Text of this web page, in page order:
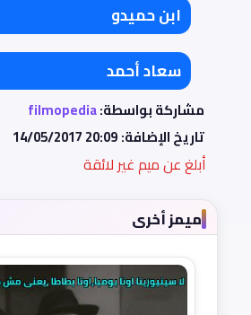
ابن حميدو
سعاد أحمد
مشاركة بواسطة:filmopedia
تاريخ الإضافة:14/05/2017 20:09
أبلغ عن ميم غير لائقة
ميمز أخرى